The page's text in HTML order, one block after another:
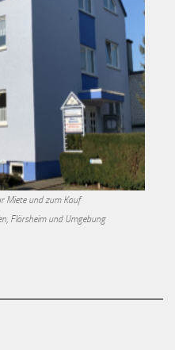
Miete und zum Kauf
Flörsheim und Umgebung